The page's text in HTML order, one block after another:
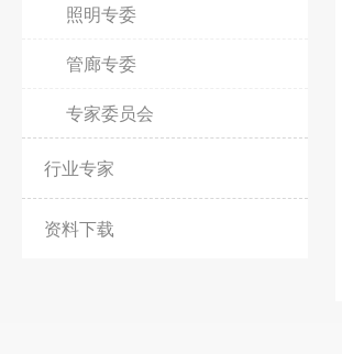
照明专委
管廊专委
专家委员会
行业专家
资料下载